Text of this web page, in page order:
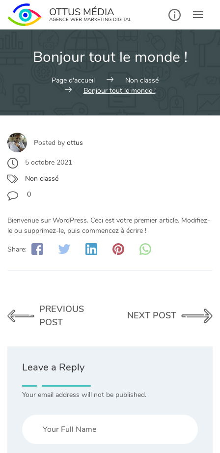
content
OTTUS MÉDIA
AGENCE WEB MARKETING DIGITAL
Bonjour tout le monde !
Page d'accueil
Non classé
Bonjour tout le monde !
Posted by ottus
5 octobre 2021
Non classé
0
Bienvenue sur WordPress. Ceci est votre premier article. Modifiez-
le ou supprimez-le, puis commencez à écrire !
Share:
PREVIOUS
POST
NEXT POST
Leave a Reply
Your email address will not be published.